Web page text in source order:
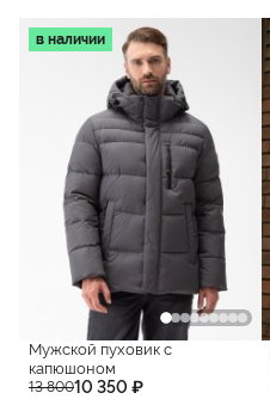
в наличии
Мужской пуховик с
капюшоном
13 80010 350 ₽